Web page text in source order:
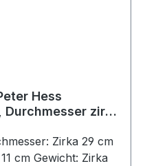
Hess
zirka
Zirka